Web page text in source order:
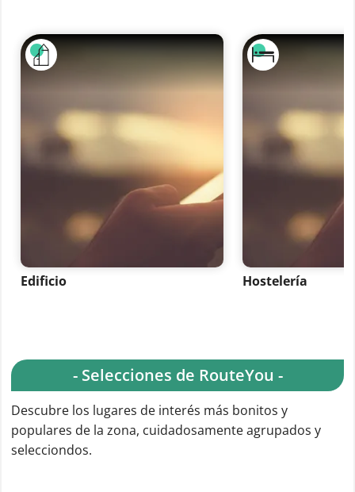
Edificio Hostelería
- Selecciones de RouteYou -
Descubre los lugares de interés más bonitos y
populares de la zona, cuidadosamente agrupados y
selecciondos.